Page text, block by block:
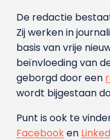
De redactie
Zij werken in
basis van vrije
beïnvloeding van
geborgd door een
wordt bijgestaan
Punt is ook te
Facebooken